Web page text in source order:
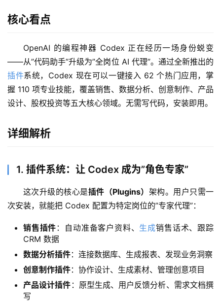
核心看点
OpenAI 的编程神器 Codex 正在经历一场身份蜕变
——从”代码助手”升级为”全岗位 AI 代理”。通过全新推出的
插件系统，Codex 现在可以一键接入 62 个热门应用，掌
握 110 项专业技能，覆盖销售、数据分析、创意制作、产品
设计、股权投资等五大核心领域。无需写代码，安装即用。
详细解析
1. 插件系统：让 Codex 成为”角色专家”
这次升级的核心是插件（Plugins） 架构。用户只需一
次安装，就能把 Codex 配置为特定岗位的”专家代理”：
销售插件 ：自动准备客户资料、 生成销售话术、跟踪
CRM 数据
数据分析插件：连接数据库、生成报表、发现业务洞察
创意制作插件：协作设计、生成素材、管理创意项目
产品设计插件 ：原型生成、用户反馈分析、需求文档撰
写